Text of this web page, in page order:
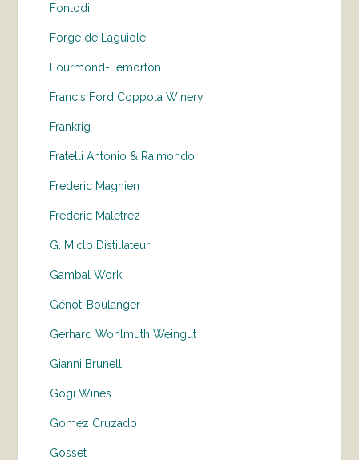
Fontodi
Forge de Laguiole
Fourmond-Lemorton
Francis Ford Coppola Winery
Frankrig
Fratelli Antonio & Raimondo
Frederic Magnien
Frederic Maletrez
G. Miclo Distillateur
Gambal Work
Génot-Boulanger
Gerhard Wohlmuth Weingut
Gianni Brunelli
Gogi Wines
Gomez Cruzado
Gosset